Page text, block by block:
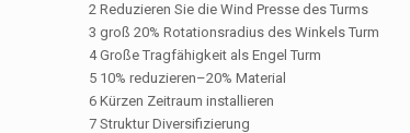
2 Reduzieren Sie die Wind Presse des Turms
3 groß 20% Rotationsradius des Winkels Turm
4 Große Tragfähigkeit als Engel Turm
5 10% reduzieren–20% Material
6 Kürzen Zeitraum installieren
7 Struktur Diversifizierung